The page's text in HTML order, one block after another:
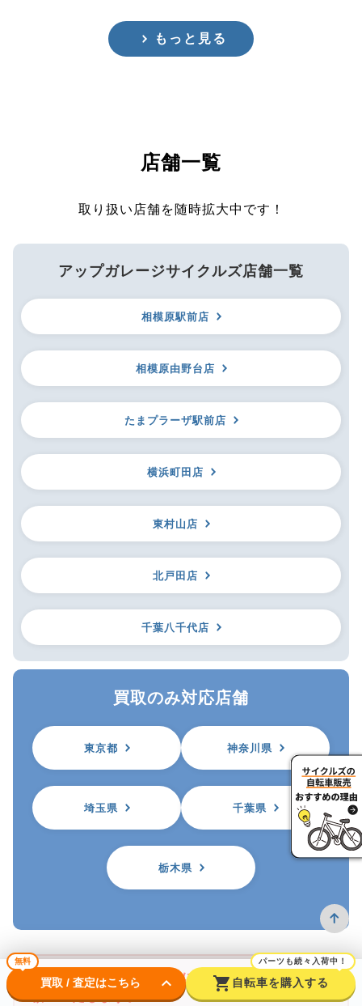
もっと見る
店舗一覧
取り扱い店舗を随時拡大中です！
アップガレージサイクルズ店舗一覧
相模原駅前店
相模原由野台店
たまプラーザ駅前店
横浜町田店
東村山店
北戸田店
千葉八千代店
買取のみ対応店舗
東京都 神奈川県
埼玉県 千葉県
栃木県
※自転車を買取に出す前に防犯登録の抹消をお
願いいたします。
無料
買取 / 査定はこちら keyboard_arrow_down shopping_cart
パーツも続々入荷中！
自転車を購入する